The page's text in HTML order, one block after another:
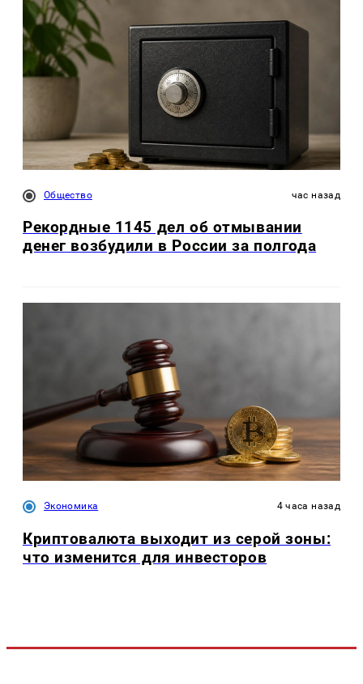
Общество час назад
Рекордные 1145 дел об отмывании
денег возбудили в России за полгода
Экономика 4 часа назад
Криптовалюта выходит из серой зоны:
что изменится для инвесторов